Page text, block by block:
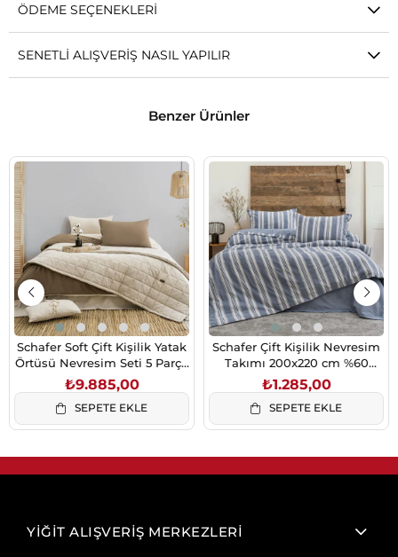
ÖDEME SEÇENEKLERI
SENETLI ALIŞVERIŞ NASIL YAPILIR
Benzer Ürünler
Schafer Soft Çift Kişilik Yatak
Örtüsü Nevresim Seti 5 Parça
Bej 230x250
₺9.885,00
SEPETE EKLE
Schafer Çift Kişilik Nevresim
Takımı 200x220 cm %60
Pamuk %40 Polyester
₺1.285,00
SEPETE EKLE
YİĞİT ALIŞVERİŞ MERKEZLERİ